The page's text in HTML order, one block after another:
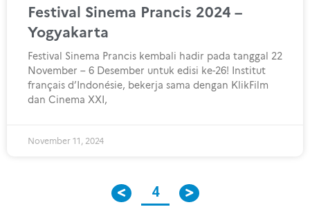
Festival Sinema Prancis 2024 –
Yogyakarta
Festival Sinema Prancis kembali hadir pada tanggal 22
November – 6 Desember untuk edisi ke-26! Institut
français d’Indonésie, bekerja sama dengan KlikFilm
dan Cinema XXI,
November 11, 2024
4